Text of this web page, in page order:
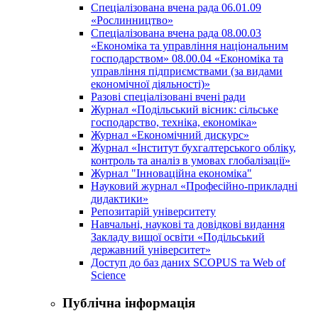
Спеціалізована вчена рада 06.01.09
«Рослинництво»
Спеціалізована вчена рада 08.00.03
«Економіка та управління національним
господарством» 08.00.04 «Економіка та
управління підприємствами (за видами
економічної діяльності)»
Разові спеціалізовані вчені ради
Журнал «Подільський вісник: сільське
господарство, техніка, економіка»
Журнал «Економічний дискурс»
Журнал «Інститут бухгалтерського обліку,
контроль та аналіз в умовах глобалізації»
Журнал "Інноваційна економіка"
Науковий журнал «Професійно-прикладні
дидактики»
Репозитарій університету
Навчальні, наукові та довідкові видання
Закладу вищої освіти «Подільський
державний університет»
Доступ до баз даних SCOPUS та Web of
Science
Публічна інформація